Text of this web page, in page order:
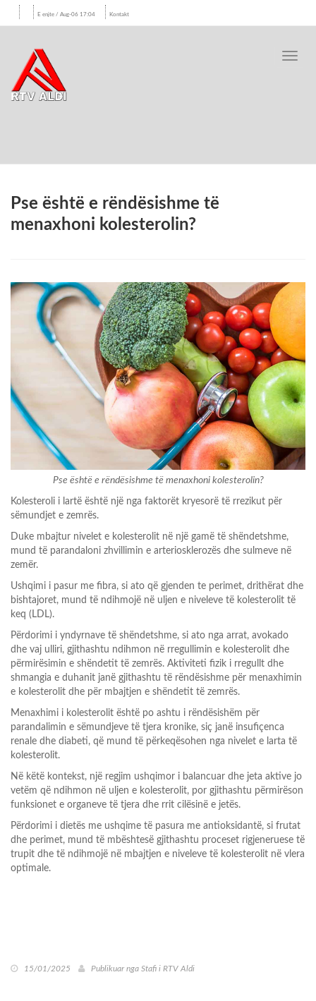
E enjte / Aug-06 17:04 Kontakt
Pse është e rëndësishme të
menaxhoni kolesterolin?
Pse është e rëndësishme të menaxhoni kolesterolin?
Kolesteroli i lartë është një nga faktorët kryesorë të rrezikut për
sëmundjet e zemrës.
Duke mbajtur nivelet e kolesterolit në një gamë të shëndetshme,
mund të parandaloni zhvillimin e arteriosklerozës dhe sulmeve në
zemër.
Ushqimi i pasur me fibra, si ato që gjenden te perimet, drithërat dhe
bishtajoret, mund të ndihmojë në uljen e niveleve të kolesterolit të
keq (LDL).
Përdorimi i yndyrnave të shëndetshme, si ato nga arrat, avokado
dhe vaj ulliri, gjithashtu ndihmon në rregullimin e kolesterolit dhe
përmirësimin e shëndetit të zemrës. Aktiviteti fizik i rregullt dhe
shmangia e duhanit janë gjithashtu të rëndësishme për menaxhimin
e kolesterolit dhe për mbajtjen e shëndetit të zemrës.
Menaxhimi i kolesterolit është po ashtu i rëndësishëm për
parandalimin e sëmundjeve të tjera kronike, siç janë insufiçenca
renale dhe diabeti, që mund të përkeqësohen nga nivelet e larta të
kolesterolit.
Në këtë kontekst, një regjim ushqimor i balancuar dhe jeta aktive jo
vetëm që ndihmon në uljen e kolesterolit, por gjithashtu përmirëson
funksionet e organeve të tjera dhe rrit cilësinë e jetës.
Përdorimi i dietës me ushqime të pasura me antioksidantë, si frutat
dhe perimet, mund të mbështesë gjithashtu proceset rigjeneruese të
trupit dhe të ndihmojë në mbajtjen e niveleve të kolesterolit në vlera
optimale.
15/01/2025 Publikuar nga Stafi i RTV Aldi